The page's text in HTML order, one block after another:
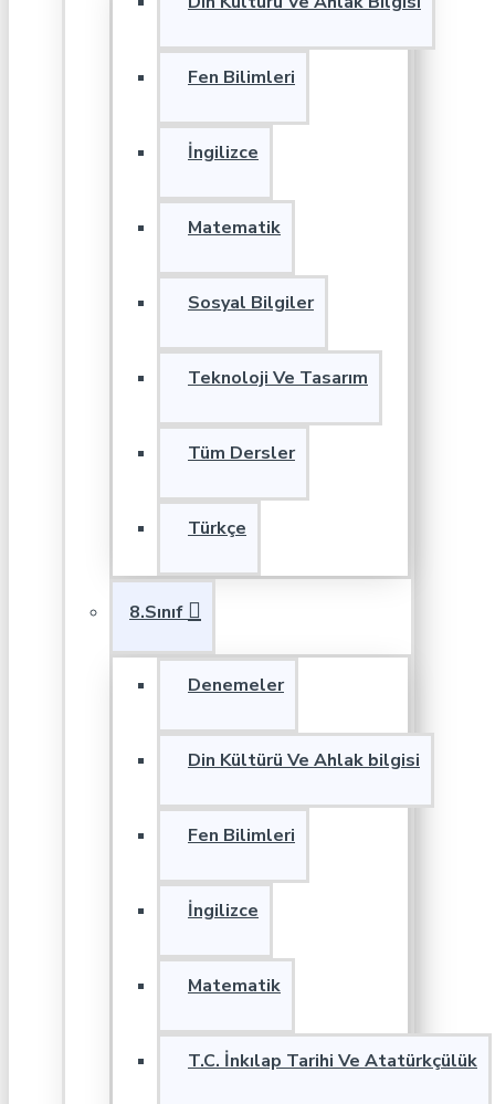
Fen Bilimleri
İngilizce
Matematik
Sosyal Bilgiler
Teknoloji Ve Tasarım
Tüm Dersler
Türkçe
8.Sınıf
Denemeler
Din Kültürü Ve Ahlak bilgisi
Fen Bilimleri
İngilizce
Matematik
T.C. İnkılap Tarihi Ve Atatürkçülük